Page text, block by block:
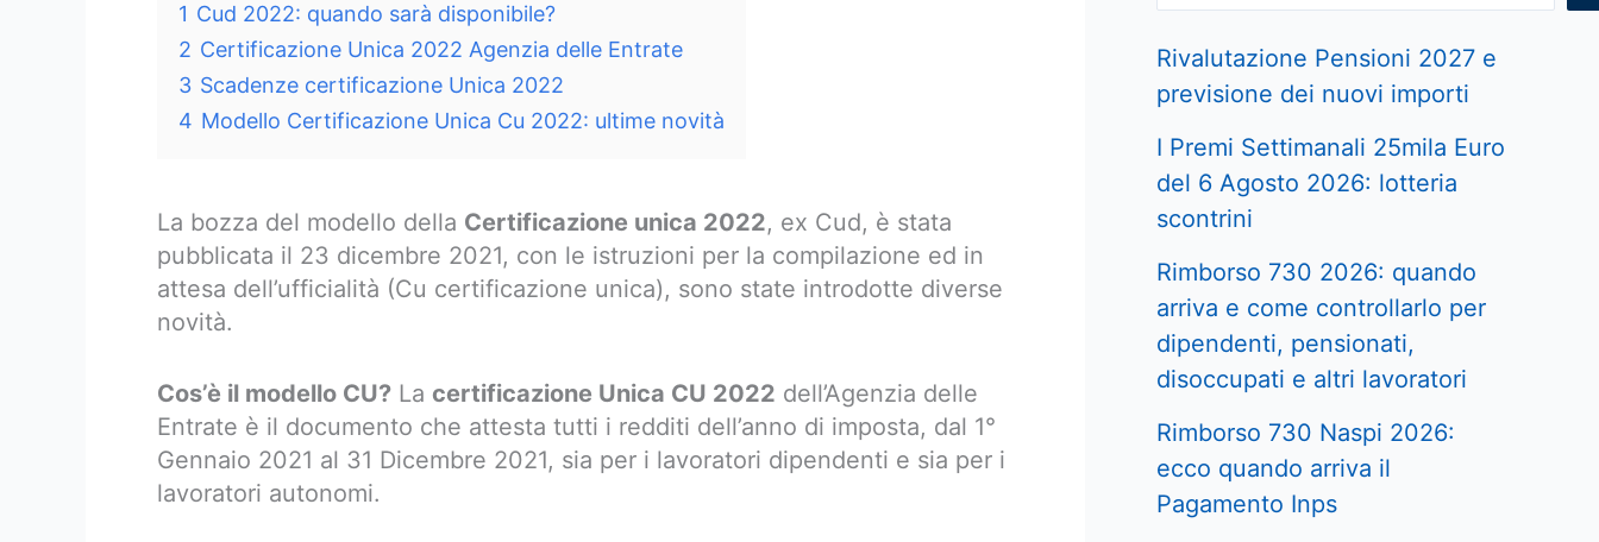
1 Cud 2022: quando sarà disponibile?
2 Certificazione Unica 2022 Agenzia delle Entrate
3 Scadenze certificazione Unica 2022
4 Modello Certificazione Unica Cu 2022: ultime novità
La bozza del modello della Certificazione unica 2022, ex Cud, è stata
pubblicata il 23 dicembre 2021, con le istruzioni per la compilazione ed in
attesa dell’ufficialità (Cu certificazione unica), sono state introdotte diverse
novità.
Cos’è il modello CU? La certificazione Unica CU 2022 dell’Agenzia delle
Entrate è il documento che attesta tutti i redditi dell’anno di imposta, dal 1°
Gennaio 2021 al 31 Dicembre 2021, sia per i lavoratori dipendenti e sia per i
lavoratori autonomi.
Rivalutazione Pensioni 2027 e
previsione dei nuovi importi
I Premi Settimanali 25mila Euro
del 6 Agosto 2026: lotteria
scontrini
Rimborso 730 2026: quando
arriva e come controllarlo per
dipendenti, pensionati,
disoccupati e altri lavoratori
Rimborso 730 Naspi 2026:
ecco quando arriva il
Pagamento Inps